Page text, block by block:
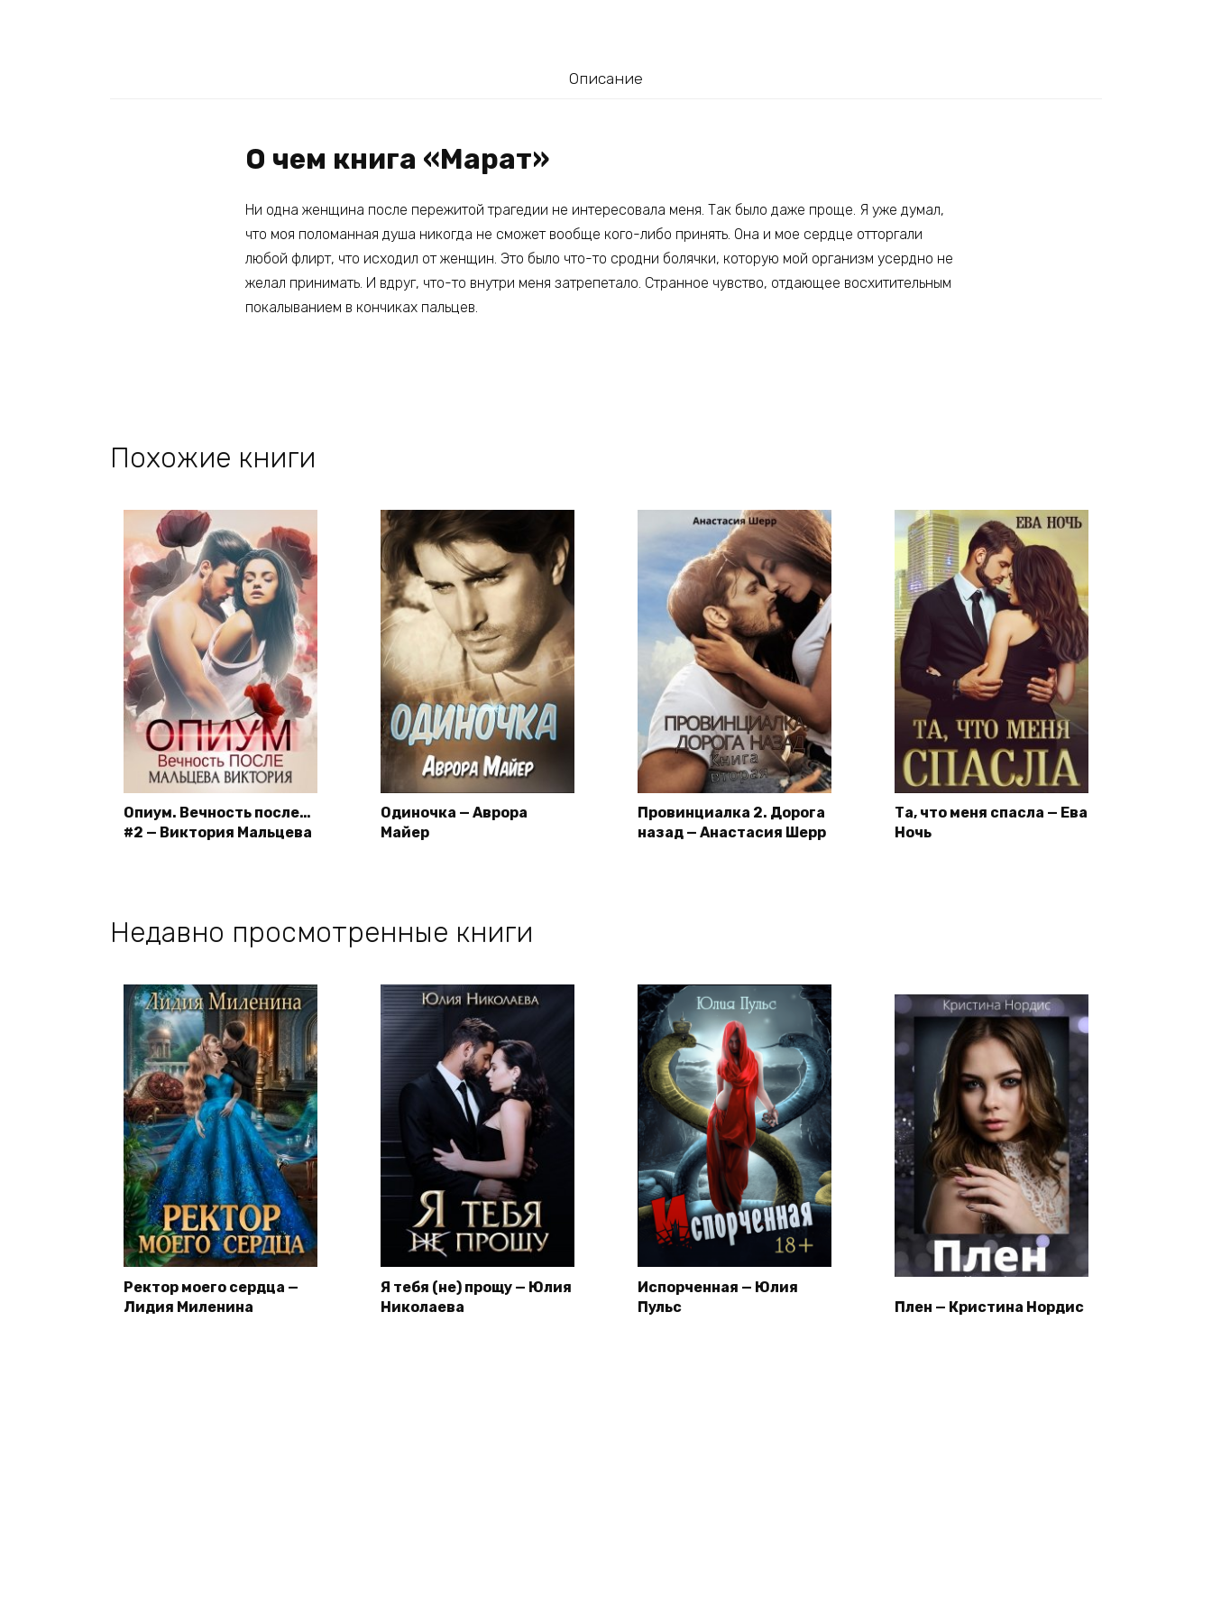
Описание
О чем книга «Марат»
Ни одна женщина после пережитой трагедии не интересовала меня. Так было даже проще. Я уже думал,
что моя поломанная душа никогда не сможет вообще кого-либо принять. Она и мое сердце отторгали
любой флирт, что исходил от женщин. Это было что-то сродни болячки, которую мой организм усердно не
желал принимать. И вдруг, что-то внутри меня затрепетало. Странное чувство, отдающее восхитительным
покалыванием в кончиках пальцев.
Похожие книги
Опиум. Вечность после…
#2 — Виктория Мальцева
Одиночка — Аврора
Майер
Провинциалка 2. Дорога
назад — Анастасия Шерр
Та, что меня спасла — Ева
Ночь
Недавно просмотренные книги
Ректор моего сердца —
Лидия Миленина
Я тебя (не) прощу — Юлия
Николаева
Испорченная — Юлия
Пульс
Плен — Кристина Нордис